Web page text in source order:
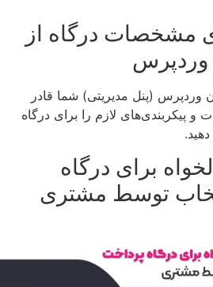
مشخصات درگاه از
وردپرس (پنل مدیریتی) شما قادر
و پیکربندی‌های لازم را برای درگاه
برای درگاه
توسط مشتری